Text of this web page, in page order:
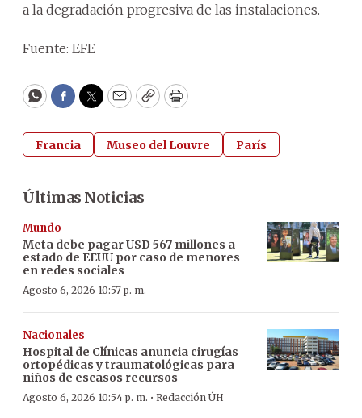
a la degradación progresiva de las instalaciones.
Fuente: EFE
WhatsApp
Facebook
Twitter
EmailCopyPrint
Francia Museo del Louvre París
Últimas Noticias
Mundo
Meta debe pagar USD 567 millones a
estado de EEUU por caso de menores
en redes sociales
Agosto 6, 2026 10:57 p. m.
Nacionales
Hospital de Clínicas anuncia cirugías
ortopédicas y traumatológicas para
niños de escasos recursos
Agosto 6, 2026 10:54 p. m. · Redacción ÚH